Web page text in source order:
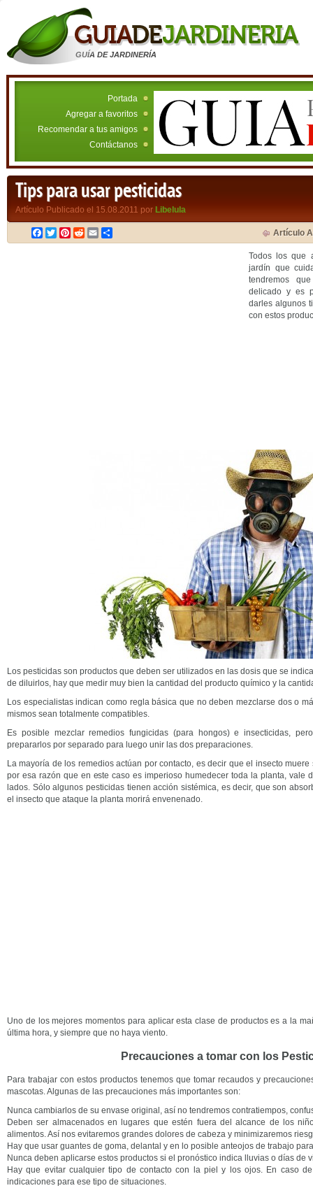
GUÍA DE JARDINERÍA
Portada
Agregar a favoritos
Recomendar a tus amigos
Contáctanos
Tips para usar pesticidas
Artículo Publicado el 15.08.2011 por Libelula
Facebook
TwitterPinterest
RedditEmail Artículo
Todos los que
jardín que
tendremos
delicado y es
darles algunos
con estos
Los pesticidas son productos que deben ser utilizados en las dosis que se
de diluirlos, hay que medir muy bien la cantidad del producto químico y la
Los especialistas indican como regla básica que no deben mezclarse dos o
mismos sean totalmente compatibles.
Es posible mezclar remedios fungicidas (para hongos) e insecticidas,
prepararlos por separado para luego unir las dos preparaciones.
La mayoría de los remedios actúan por contacto, es decir que el insecto
por esa razón que en este caso es imperioso humedecer toda la planta, vale
lados. Sólo algunos pesticidas tienen acción sistémica, es decir, que son
el insecto que ataque la planta morirá envenenado.
Uno de los mejores momentos para aplicar esta clase de productos es a la
última hora, y siempre que no haya viento.
Precauciones a tomar con los
Para trabajar con estos productos tenemos que tomar recaudos y
mascotas. Algunas de las precauciones más importantes son:
Nunca cambiarlos de su envase original, así no tendremos contratiempos,
Deben ser almacenados en lugares que estén fuera del alcance de los
alimentos. Así nos evitaremos grandes dolores de cabeza y minimizaremos
Hay que usar guantes de goma, delantal y en lo posible anteojos de trabajo
Nunca deben aplicarse estos productos si el pronóstico indica lluvias o días de
Hay que evitar cualquier tipo de contacto con la piel y los ojos. En caso
indicaciones para ese tipo de situaciones.